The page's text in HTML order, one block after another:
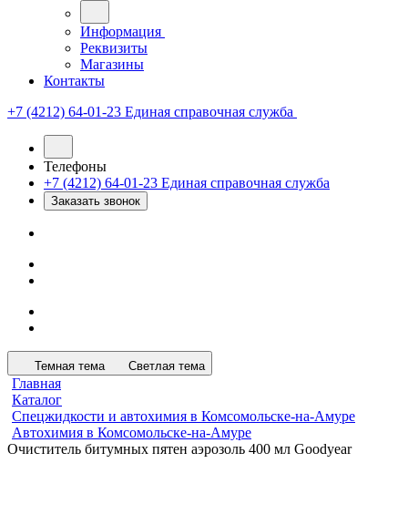
Информация
Реквизиты
Магазины
Контакты
+7 (4212) 64-01-23 Единая справочная служба
Телефоны
+7 (4212) 64-01-23 Единая справочная служба
Заказать звонок
Темная тема Светлая тема
Главная
Каталог
Спецжидкости и автохимия в Комсомольске-на-Амуре
Автохимия в Комсомольске-на-Амуре
Очиститель битумных пятен аэрозоль 400 мл Goodyear